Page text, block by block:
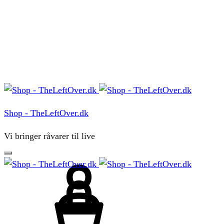
Menu
Shop - TheLeftOver.dk
Vi bringer råvarer til live
Sign